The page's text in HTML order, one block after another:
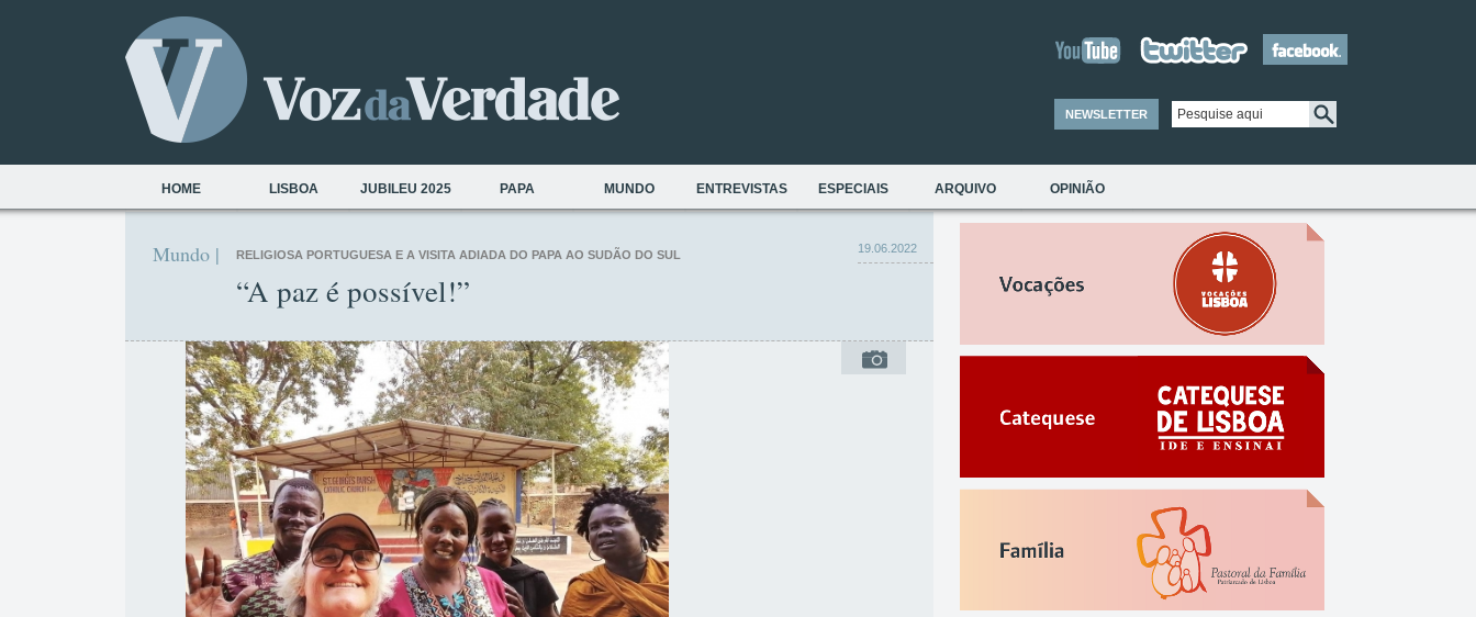
NEWSLETTER
HOME LISBOA JUBILEU 2025 PAPA MUNDO ENTREVISTAS ESPECIAIS ARQUIVO OPINIÃO
19.06.2022
Mundo | RELIGIOSA PORTUGUESA E A VISITA ADIADA DO PAPA AO SUDÃO DO SUL
“A paz é possível!”